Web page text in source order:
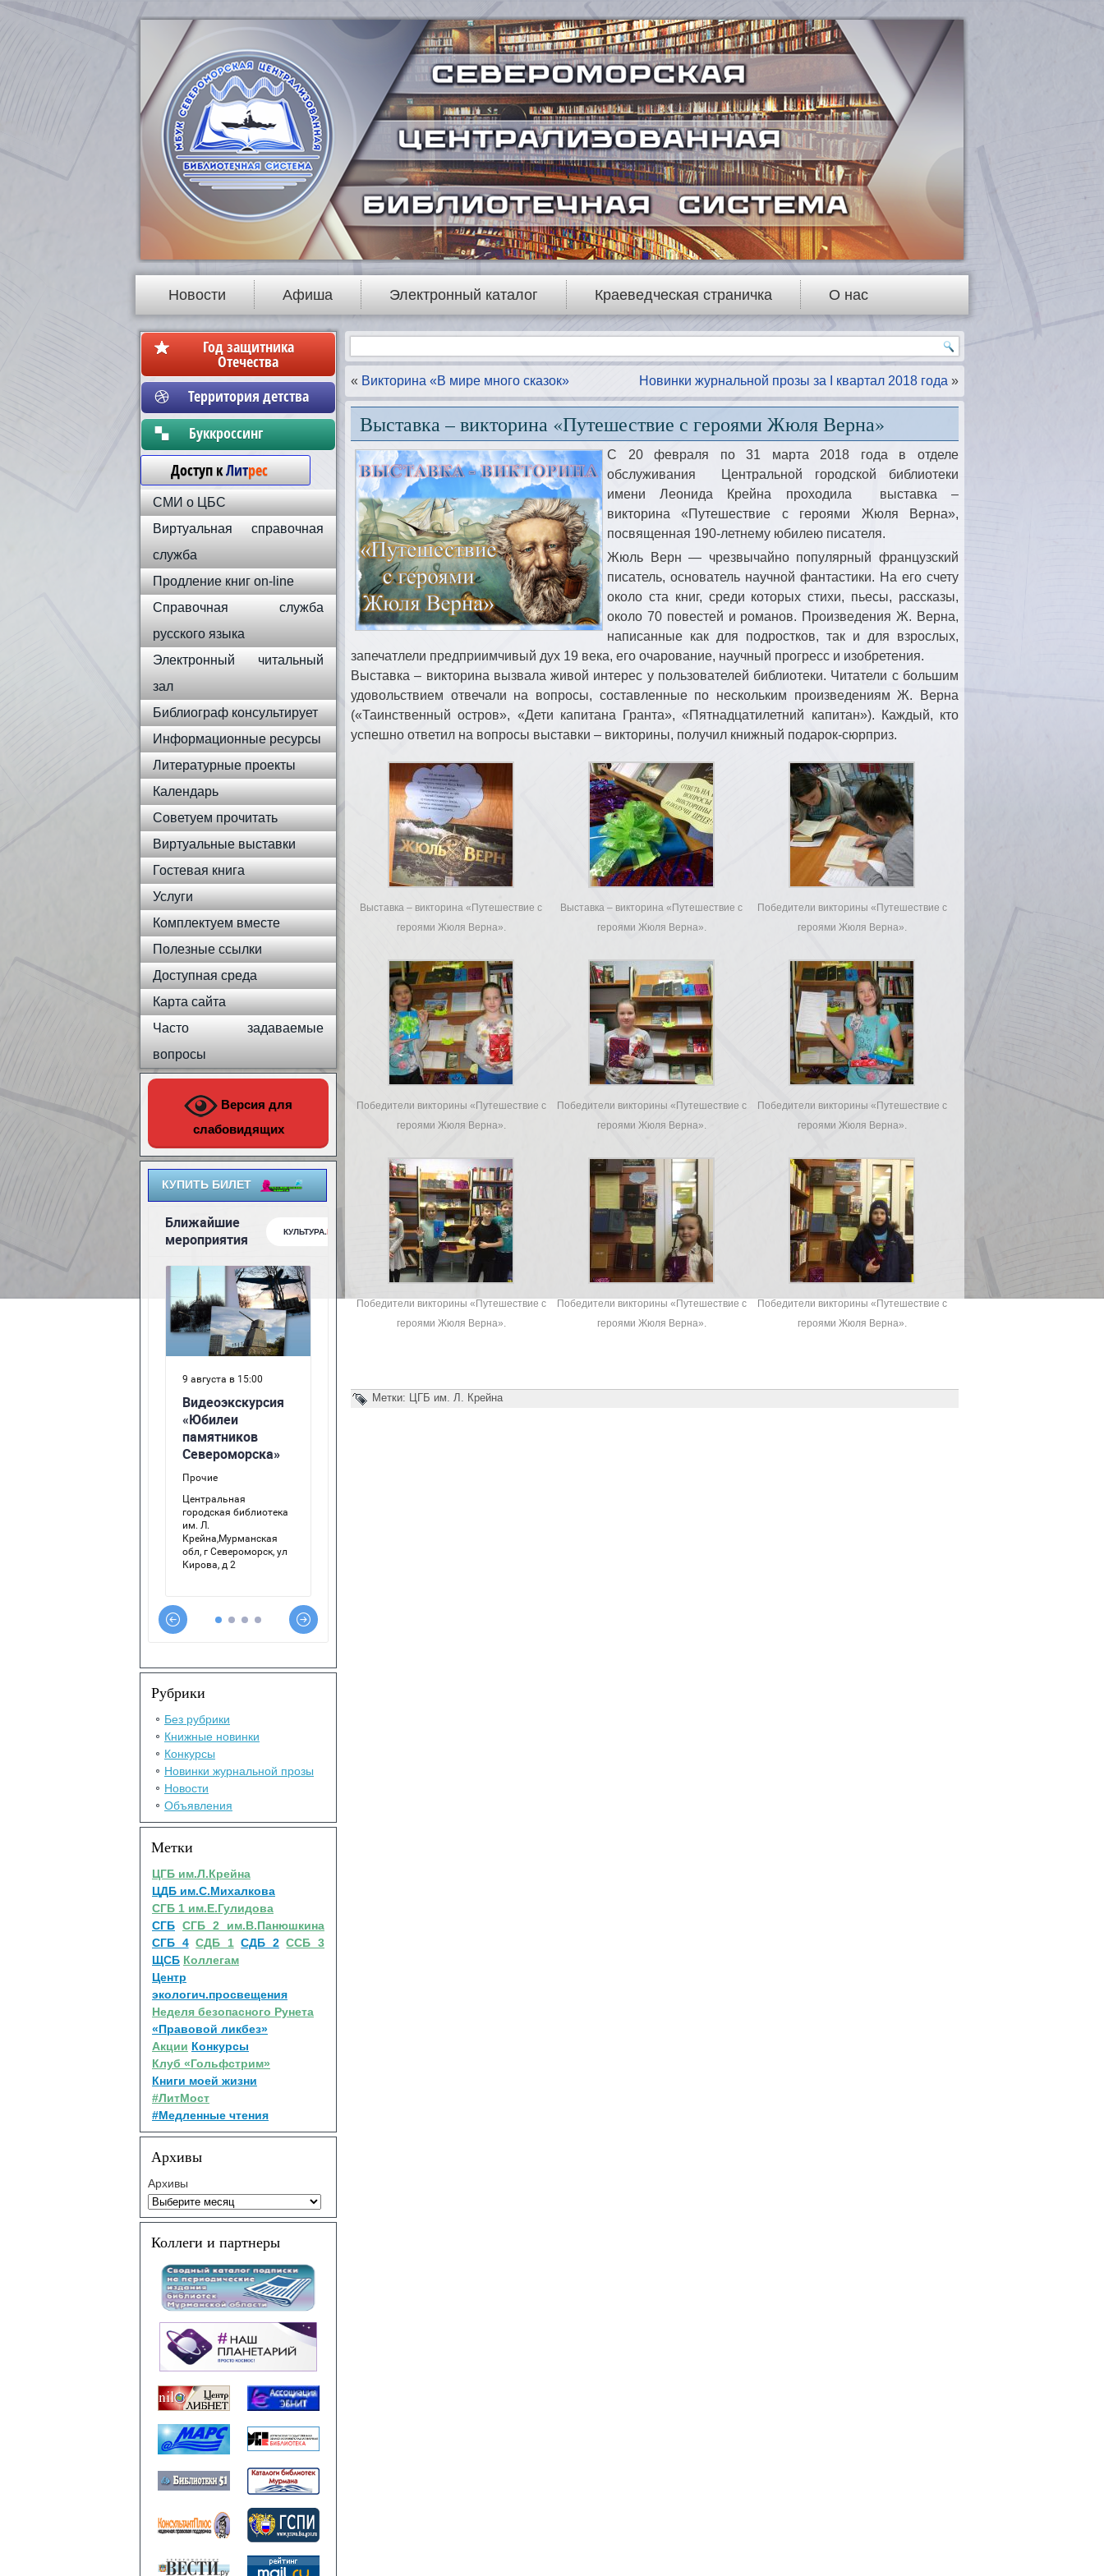
Новости Афиша Электронный каталог Краеведческая страничка О нас
Год защитника
Отечества
Территория детства
Бyккpoccинг
Доступ кЛитрес
СМИ о ЦБС
Виртуальная справочная
служба
Продление книг on-line
Справочная служба
русского языка
Электронный читальный
зал
Библиограф консультирует
Информационные ресурсы
Литературные проекты
Календарь
Советуем прочитать
Виртуальные выставки
Гостевая книга
Услуги
Комплектуем вместе
Полезные ссылки
Доступная среда
Карта сайта
Часто задаваемые
вопросы
Версия для
слабовидящих
КУПИТЬ БИЛЕТ
Рубрики
Без рубрики
Книжные новинки
Конкурсы
Новинки журнальной прозы
Новости
Объявления
Метки
ЦГБ им.Л.Крейна
ЦДБ им.С.Михалкова
СГБ 1 им.Е.Гулидова
СГБ СГБ 2 им.В.Панюшкина
СГБ 4 СДБ 1 СДБ 2 ССБ 3
ЩСБ Коллегам
Центр
экологич.просвещения
Неделя безопасного Рунета
«Правовой ликбез»
Акции Конкурсы
Клуб «Гольфстрим»
Книги моей жизни
#ЛитМост
#Медленные чтения
Архивы
Архивы
Коллеги и партнеры
« Викторина «В мире много сказок» Новинки журнальной прозы за I квартал 2018 года »
Выставка – викторина «Путешествие с героями Жюля Верна»
С 20 февраля по 31 марта 2018 года в отделе
обслуживания Центральной городской библиотеки
имени Леонида Крейна проходила выставка –
викторина «Путешествие с героями Жюля Верна»,
посвященная 190-летнему юбилею писателя.
Жюль Верн — чрезвычайно популярный французский
писатель, основатель научной фантастики. На его счету
около ста книг, среди которых стихи, пьесы, рассказы,
около 70 повестей и романов. Произведения Ж. Верна,
написанные как для подростков, так и для взрослых,
запечатлели предприимчивый дух 19 века, его очарование, научный прогресс и изобретения.
Выставка – викторина вызвала живой интерес у пользователей библиотеки. Читатели с большим
удовольствием отвечали на вопросы, составленные по нескольким произведениям Ж. Верна
(«Таинственный остров», «Дети капитана Гранта», «Пятнадцатилетний капитан»). Каждый, кто
успешно ответил на вопросы выставки – викторины, получил книжный подарок-сюрприз.
Выставка – викторина «Путешествие с
героями Жюля Верна».
Выставка – викторина «Путешествие с
героями Жюля Верна».
Победители викторины «Путешествие с
героями Жюля Верна».
Победители викторины «Путешествие с
героями Жюля Верна».
Победители викторины «Путешествие с
героями Жюля Верна».
Победители викторины «Путешествие с
героями Жюля Верна».
Победители викторины «Путешествие с
героями Жюля Верна».
Победители викторины «Путешествие с
героями Жюля Верна».
Победители викторины «Путешествие с
героями Жюля Верна».
Метки: ЦГБ им. Л. Крейна